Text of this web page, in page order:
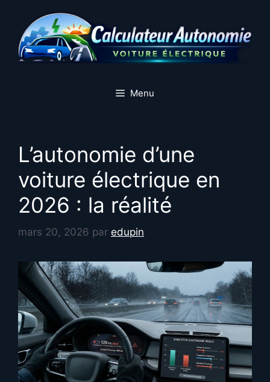
contenu
Menu
L’autonomie d’une
voiture électrique en
2026 : la réalité
mars 20, 2026 par edupin